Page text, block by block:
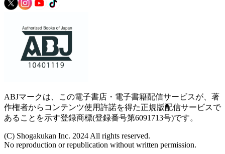
ABJマークは、この電子書店・電子書籍配信サービスが、著
作権者からコンテンツ使用許諾を得た正規版配信サービスで
あることを示す登録商標(登録番号第6091713号)です。
(C) Shogakukan Inc. 2024 All rights reserved.
No reproduction or republication without written permission.